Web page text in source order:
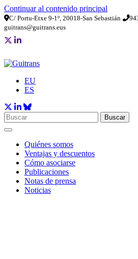
Continuar al contenido principal
C/ Portu-Etxe 9-1º, 20018-San Sebastián
guitrans@guitrans.eus
EU
ES
Buscar
Quiénes somos
Ventajas y descuentos
Cómo asociarse
Publicaciones
Notas de prensa
Noticias